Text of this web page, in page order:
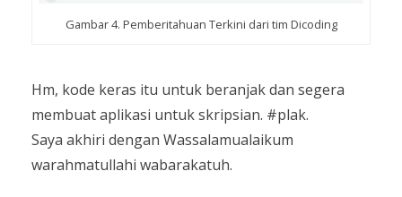
Gambar 4. Pemberitahuan Terkini dari tim Dicoding
Hm, kode keras itu untuk beranjak dan segera
membuat aplikasi untuk skripsian. #plak.
Saya akhiri dengan Wassalamualaikum
warahmatullahi wabarakatuh.